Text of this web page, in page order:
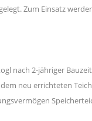
Zum Einsatz
nach 2-jähriger
neu errichteten